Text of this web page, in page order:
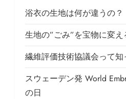
浴衣の生地は何が違うの？
生地の”ごみ”を宝物に変え
繊維評価技術協議会って知
スウェーデン発 World
の日